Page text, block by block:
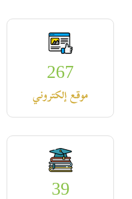
267
موقع إلكتروني
39